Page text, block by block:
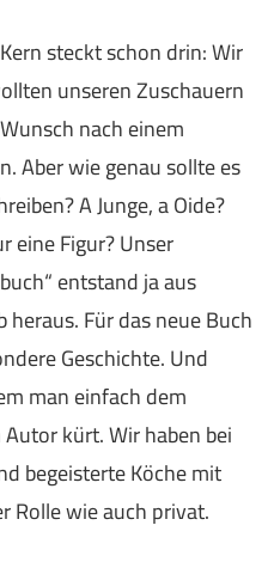
steckt schon drin: Wir
unseren Zuschauern
nach einem
Aber wie genau sollte es
A Junge, a Oide?
eine Figur? Unser
entstand ja aus
Für das neue Buch
Geschichte. Und
man einfach dem
kürt. Wir haben bei
begeisterte Köche mit
Rolle wie auch privat.